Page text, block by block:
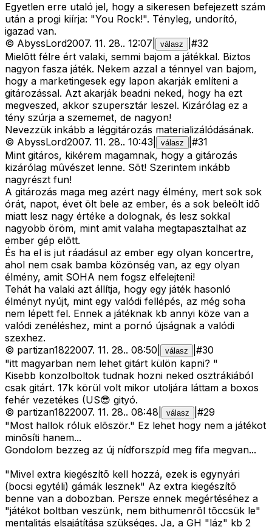
Egyetlen erre utaló jel, hogy a sikeresen befejezett szám
után a progi kiírja: "You Rock!". Tényleg, undorító,
igazad van.
© AbyssLord2007. 11. 28.. 12:07 válasz #32
Mielõtt félre ért valaki, semmi bajom a játékkal. Biztos
nagyon fasza játék. Nekem azzal a ténnyel van bajom,
hogy a marketingesek egy lapon akarják említeni a
gitározással. Azt akarják beadni neked, hogy ha ezt
megveszed, akkor szupersztár leszel. Kizárólag ez a
tény szúrja a szememet, de nagyon!
Nevezzük inkább a léggitározás materializálódásának.
© AbyssLord2007. 11. 28.. 10:43 válasz #31
Mint gitáros, kikérem magamnak, hogy a gitározás
kizárólag mûvészet lenne. Sõt! Szerintem inkább
nagyrészt fun!
A gitározás maga meg azért nagy élmény, mert sok sok
órát, napot, évet ölt bele az ember, és a sok beleölt idõ
miatt lesz nagy értéke a dolognak, és lesz sokkal
nagyobb öröm, mint amit valaha megtapasztalhat az
ember gép elõtt.
És ha el is jut ráadásul az ember egy olyan koncertre,
ahol nem csak bamba közönség van, az egy olyan
élmény, amit SOHA nem fogsz elfelejteni!
Tehát ha valaki azt állítja, hogy egy játék hasonló
élményt nyújt, mint egy valódi fellépés, az még soha
nem lépett fel. Ennek a játéknak kb annyi köze van a
valódi zenéléshez, mint a pornó újságnak a valódi
szexhez.
© partizan1822007. 11. 28.. 08:50 válasz #30
"itt magyarban nem lehet gitárt külön kapni? "
Kisebb konzolboltok tudnak hozni neked osztrákiából
csak gitárt. 17k körül volt mikor utoljára láttam a boxos
fehér vezetékes (US😎 gityó.
© partizan1822007. 11. 28.. 08:48 válasz #29
"Most hallok róluk elõször." Ez lehet hogy nem a játékot
minõsíti hanem...
Gondolom bezzeg az új nídforszpíd meg fifa megvan...
"Mivel extra kiegészítõ kell hozzá, ezek is egynyári
(bocsi egytéli) gámák lesznek" Az extra kiegészítõ
benne van a dobozban. Persze ennek megértéséhez a
"játékot boltban veszünk, nem bithumenrõl tõccsük le"
mentalitás elsajátítása szükséges. Ja, a GH "láz" kb 2